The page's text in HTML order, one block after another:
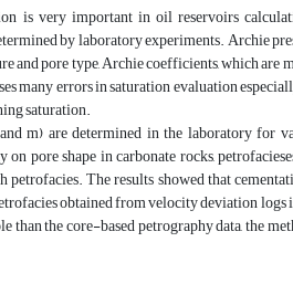
is very important in oil reservoirs
by laboratory experiments. Archie
and pore type, Archie coefficients, which
many errors in saturation evaluation
saturation.
m) are determined in the laboratory for
pore shape in carbonate rocks,
petrofacies. The results showed that
obtained from velocity deviation
than the core-based petrography data, the